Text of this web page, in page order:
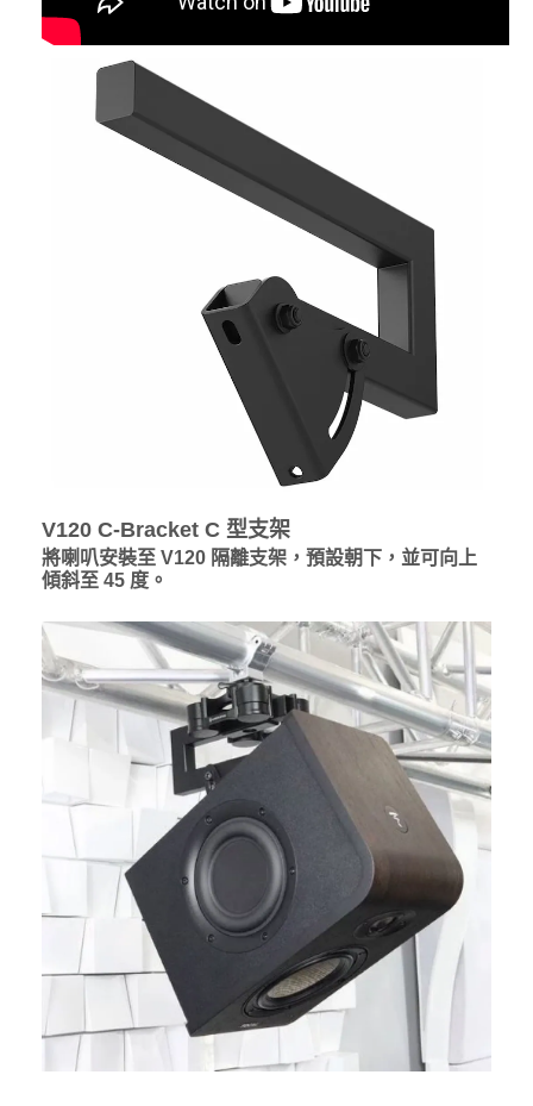
V120 C-Bracket C 型支架
將喇叭安裝至 V120 隔離支架，預設朝下，並可向上
傾斜至 45 度。